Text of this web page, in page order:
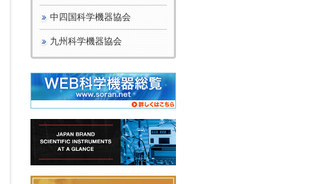
中四国科学機器協会
九州科学機器協会